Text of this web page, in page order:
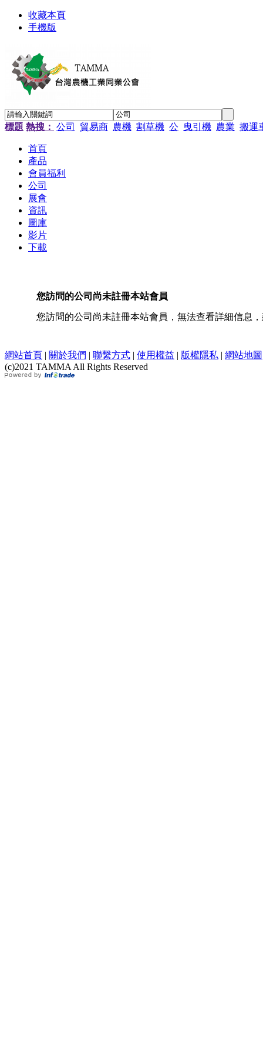
收藏本頁
手機版
標題 熱搜： 公司 貿易商 農機 割草機 公 曳引機 農業 搬運
首頁
產品
會員福利
公司
展會
資訊
圖庫
影片
下載
您訪問的公司尚未註冊本站會員
您訪問的公司尚未註冊本站會員，無法查看詳細信息
網站首頁 | 關於我們 | 聯繫方式 | 使用權益 | 版權隱私 | 網站地圖
(c)2021 TAMMA All Rights Reserved